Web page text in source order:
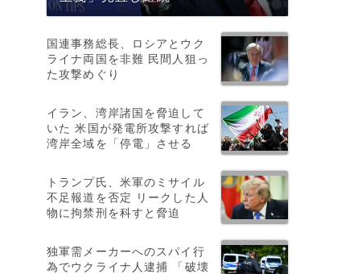
国連事務総長、ロシアとウク
ライナ両国を非難 民間人狙っ
た攻撃めぐり
イラン、湾岸諸国を脅迫して
いた 米国が発電所攻撃すれば
湾岸全域を「停電」させる
トランプ氏、米軍のミサイル
不足報道を否定 リークした人
物に拘禁刑を科すと脅迫
独軍需メーカーへのスパイ行
為でウクライナ人逮捕 「破壊